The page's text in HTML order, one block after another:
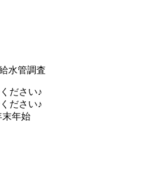
水管調査
末年始